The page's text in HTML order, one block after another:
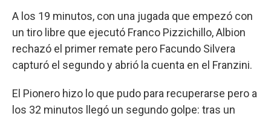
A los 19 minutos, con una jugada que empezó con
un tiro libre que ejecutó Franco Pizzichillo, Albion
rechazó el primer remate pero Facundo Silvera
capturó el segundo y abrió la cuenta en el Franzini.
El Pionero hizo lo que pudo para recuperarse pero a
los 32 minutos llegó un segundo golpe: tras un